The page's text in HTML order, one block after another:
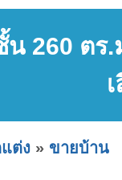
260 ตร
ต่ง » ขายบ้าน